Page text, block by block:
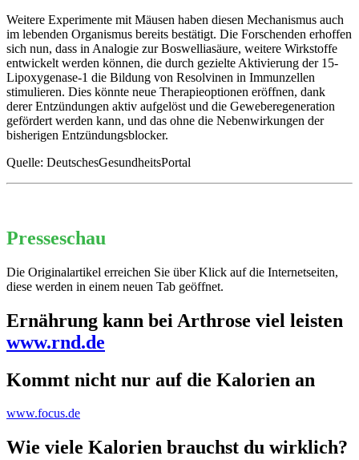
Weitere Experimente mit Mäusen haben diesen Mechanismus auch
im lebenden Organismus bereits bestätigt. Die Forschenden erhoffen
sich nun, dass in Analogie zur Boswelliasäure, weitere Wirkstoffe
entwickelt werden können, die durch gezielte Aktivierung der 15-
Lipoxygenase-1 die Bildung von Resolvinen in Immunzellen
stimulieren. Dies könnte neue Therapieoptionen eröffnen, dank
derer Entzündungen aktiv aufgelöst und die Geweberegeneration
gefördert werden kann, und das ohne die Nebenwirkungen der
bisherigen Entzündungsblocker.
Quelle: DeutschesGesundheitsPortal
Presseschau
Die Originalartikel erreichen Sie über Klick auf die Internetseiten,
diese werden in einem neuen Tab geöffnet.
Ernährung kann bei Arthrose viel leisten
www.rnd.de
Kommt nicht nur auf die Kalorien an
www.focus.de
Wie viele Kalorien brauchst du wirklich?